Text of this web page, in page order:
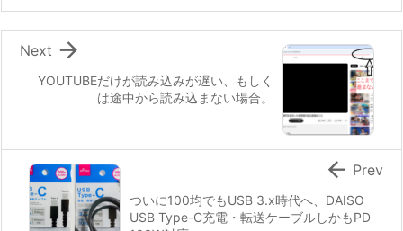
YOUTUBEだけが読み込みが遅い、もしく
は途中から読み込まない場合。

Next
ついに100均でもUSB 3.x時代へ、DAISO
USB Type-C充電・転送ケーブルしかもPD
 Prev